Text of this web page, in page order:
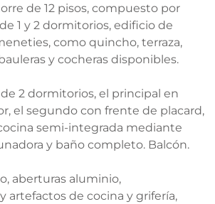
de 12 pisos, compuesto por
1 y 2 dormitorios, edificio de
como quincho, terraza,
y cocheras disponibles.
2 dormitorios, el principal en
el segundo con frente de placard,
semi-integrada mediante
y baño completo. Balcón.
aberturas aluminio,
artefactos de cocina y grifería,